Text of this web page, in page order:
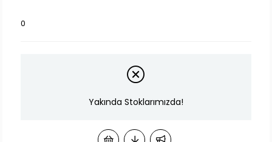
0
Yakında Stoklarımızda!